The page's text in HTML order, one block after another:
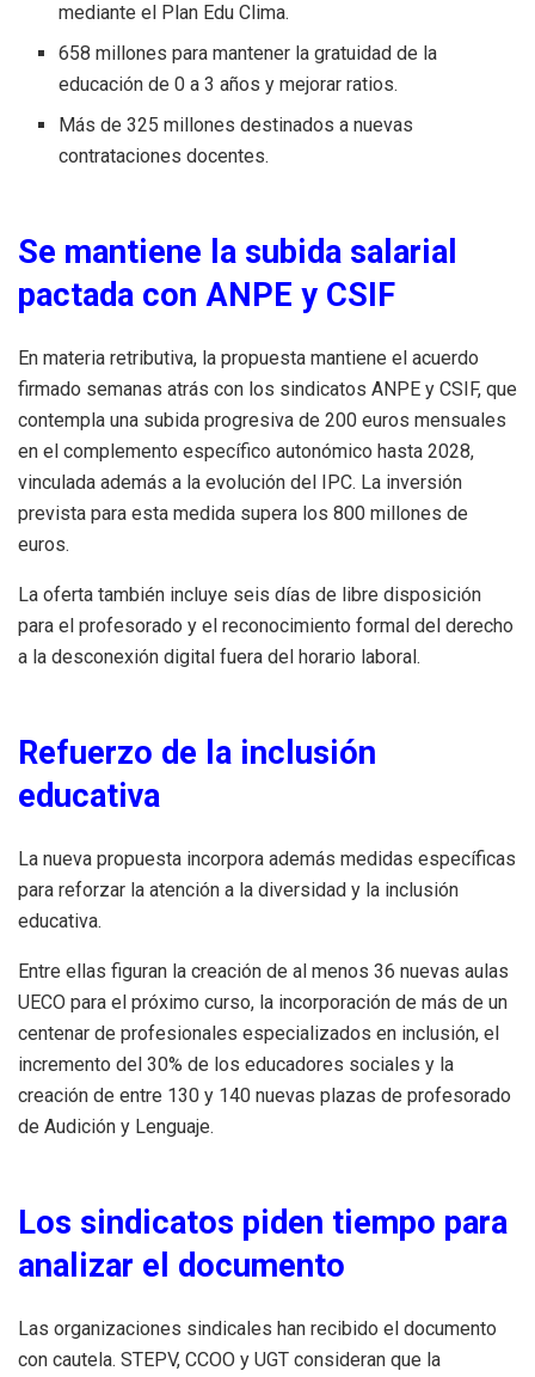
mediante el Plan Edu Clima.
658 millones para mantener la gratuidad de la
educación de 0 a 3 años y mejorar ratios.
Más de 325 millones destinados a nuevas
contrataciones docentes.
Se mantiene la subida salarial
pactada con ANPE y CSIF
En materia retributiva, la propuesta mantiene el acuerdo
firmado semanas atrás con los sindicatos ANPE y CSIF, que
contempla una subida progresiva de 200 euros mensuales
en el complemento específico autonómico hasta 2028,
vinculada además a la evolución del IPC. La inversión
prevista para esta medida supera los 800 millones de
euros.
La oferta también incluye seis días de libre disposición
para el profesorado y el reconocimiento formal del derecho
a la desconexión digital fuera del horario laboral.
Refuerzo de la inclusión
educativa
La nueva propuesta incorpora además medidas específicas
para reforzar la atención a la diversidad y la inclusión
educativa.
Entre ellas figuran la creación de al menos 36 nuevas aulas
UECO para el próximo curso, la incorporación de más de un
centenar de profesionales especializados en inclusión, el
incremento del 30% de los educadores sociales y la
creación de entre 130 y 140 nuevas plazas de profesorado
de Audición y Lenguaje.
Los sindicatos piden tiempo para
analizar el documento
Las organizaciones sindicales han recibido el documento
con cautela. STEPV, CCOO y UGT consideran que la